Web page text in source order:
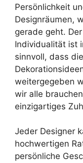
Persönlichkeit
Designräumen,
gerade geht.
Individualität ist
sinnvoll, dass
weitergegeben
wir alle
einzigartiges
Jeder Designer
hochwertigen
persönliche